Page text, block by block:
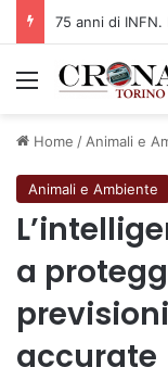
Menu
Home /Animali e
Animali e Ambiente
a
accurate